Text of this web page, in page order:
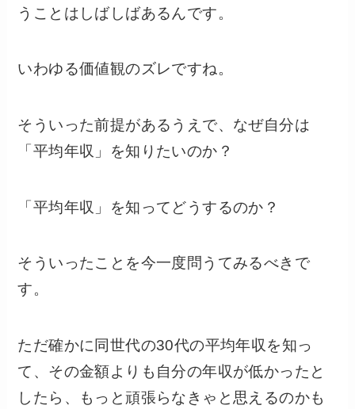
うことはしばしばあるんです。
いわゆる価値観のズレですね。
そういった前提があるうえで、なぜ自分は
「平均年収」を知りたいのか？
「平均年収」を知ってどうするのか？
そういったことを今一度問うてみるべきで
す。
ただ確かに同世代の30代の平均年収を知っ
て、その金額よりも自分の年収が低かったと
したら、もっと頑張らなきゃと思えるのかも